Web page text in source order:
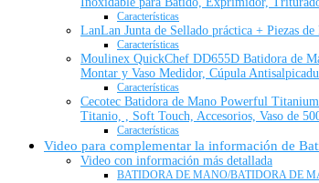
Características
LanLan Junta de Sellado práctica + Piezas
Características
Moulinex QuickChef DD655D Batidora de
Montar y Vaso Medidor, Cúpula
Características
Cecotec Batidora de Mano Powerful
Titanio, , Soft Touch, Accesorios, Vaso de
Características
Video para complementar la información de
Video con información más detallada
BATIDORA DE MANO/BATIDORA DE